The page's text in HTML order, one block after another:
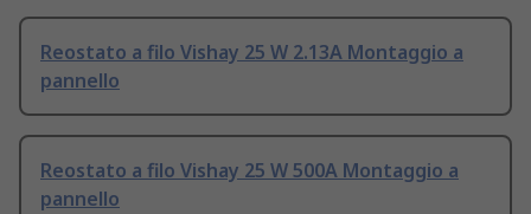
Reostato a filo Vishay 25 W 2.13A Montaggio a
pannello
Reostato a filo Vishay 25 W 500A Montaggio a
pannello